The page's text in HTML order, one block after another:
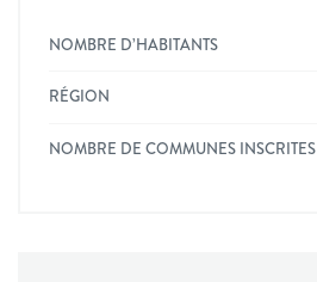
NOMBRE D’HABITANTS
RÉGION
NOMBRE DE COMMUNES INSCRITES